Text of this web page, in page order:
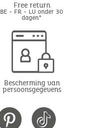
Free return
BE - FR - LU onder 30
dagen*
Bescherming van
persoonsgegevens